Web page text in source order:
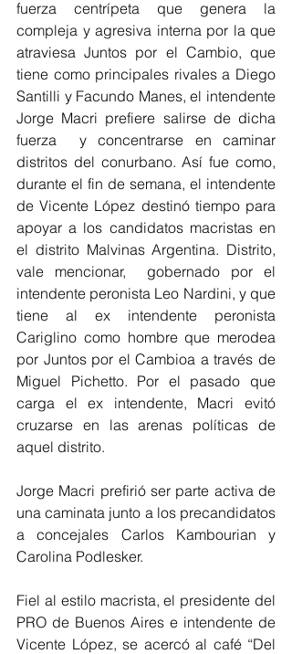
fuerza centrípeta que genera la
compleja y agresiva interna por la que
atraviesa Juntos por el Cambio, que
tiene como principales rivales a Diego
Santilli y Facundo Manes, el intendente
Jorge Macri prefiere salirse de dicha
fuerza  y concentrarse en caminar
distritos del conurbano. Así fue como,
durante el fin de semana, el intendente
de Vicente López destinó tiempo para
apoyar a los candidatos macristas en
el distrito Malvinas Argentina. Distrito,
vale mencionar,  gobernado por el
intendente peronista Leo Nardini, y que
tiene al ex intendente peronista
Cariglino como hombre que merodea
por Juntos por el Cambioa a través de
Miguel Pichetto. Por el pasado que
carga el ex intendente, Macri evitó
cruzarse en las arenas políticas de
aquel distrito.
Jorge Macri prefirió ser parte activa de
una caminata junto a los precandidatos
a concejales Carlos Kambourian y
Carolina Podlesker.
Fiel al estilo macrista, el presidente del
PRO de Buenos Aires e intendente de
Vicente López, se acercó al café “Del